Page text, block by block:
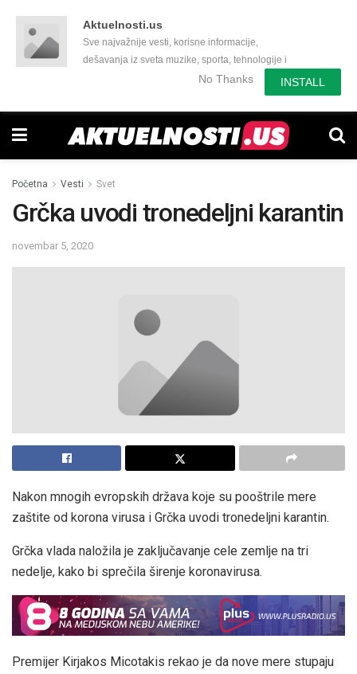
Aktuelnosti.us
Sve najvažnije vesti, korisne informacije,
dešavanja iz sveta muzike, sporta, tehnologije i
još mnogo toga zanimljivog.No Thanks INSTALL
Početna Vesti Svet
Grčka uvodi tronedeljni karantin
novembar 5, 2020
Nakon mnogih evropskih država koje su pooštrile mere
zaštite od korona virusa i Grčka uvodi tronedeljni karantin.
Grčka vlada naložila je zaključavanje cele zemlje na tri
nedelje, kako bi sprečila širenje koronavirusa.
Premijer Kirjakos Micotakis rekao je da nove mere stupaju